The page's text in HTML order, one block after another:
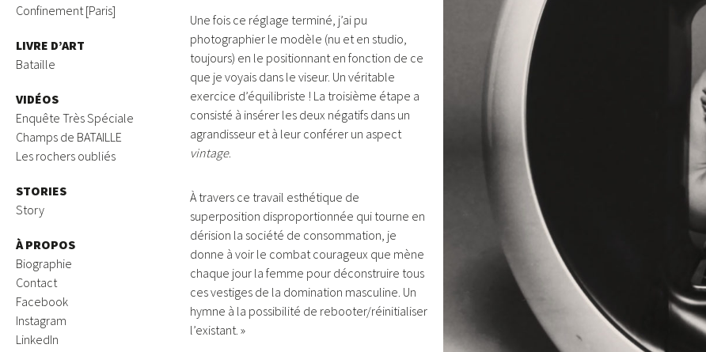
Confinement [Paris]
LIVRE D’ART
Bataille
VIDÉOS
Enquête Très Spéciale
Champs de BATAILLE
Les rochers oubliés
STORIES
Story
À PROPOS
Biographie
Contact
Facebook
Instagram
LinkedIn
Une fois ce réglage terminé, j’ai pu
photographier le modèle (nu et en studio,
toujours) en le positionnant en fonction de ce
que je voyais dans le viseur. Un véritable
exercice d’équilibriste ! La troisième étape a
consisté à insérer les deux négatifs dans un
agrandisseur et à leur conférer un aspect
vintage.
À travers ce travail esthétique de
superposition disproportionnée qui tourne en
dérision la société de consommation, je
donne à voir le combat courageux que mène
chaque jour la femme pour déconstruire tous
ces vestiges de la domination masculine. Un
hymne à la possibilité de rebooter/réinitialiser
l’existant. »